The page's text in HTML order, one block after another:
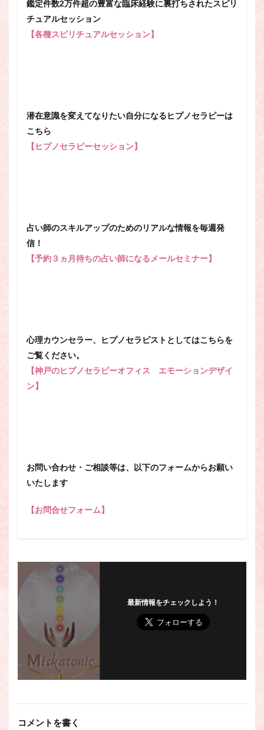
鑑定件数2万件超の豊富な臨床経験に裏打ちされたスピリ
チュアルセッション
【各種スピリチュアルセッション】
潜在意識を変えてなりたい自分になるヒプノセラピーは
こちら
【ヒプノセラピーセッション】
占い師のスキルアップのためのリアルな情報を毎週発
信！
【予約３ヵ月待ちの占い師になるメールセミナー】
心理カウンセラー、ヒプノセラピストとしてはこちらを
ご覧ください。
【神戸のヒプノセラピーオフィス エモーションデザイ
ン】
お問い合わせ・ご相談等は、以下のフォームからお願い
いたします
【お問合せフォーム】
最新情報をチェックしよう！
コメントを書く